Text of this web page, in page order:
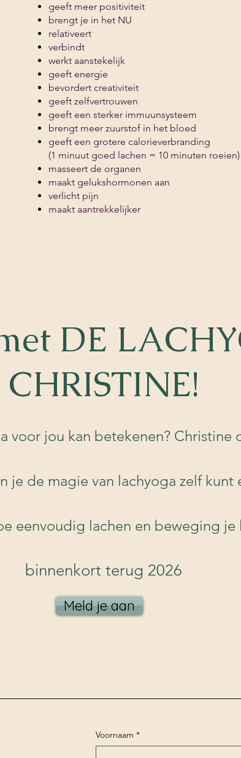
geeft meer positiviteit
brengt je in het NU
relativeert
verbindt
werkt aanstekelijk
geeft energie
bevordert creativiteit
geeft zelfvertrouwen
geeft een sterker immuunsysteem
brengt meer zuurstof in het bloed
geeft een grotere calorieverbranding
(1 minuut goed lachen = 10 minuten roeien)
masseert de organen
maakt gelukshormonen aan
verlicht pijn
maakt aantrekkelijker
DE
CHRISTINE!
voor jou kan betekenen?
je de magie van lachyoga zelf kunt
eenvoudig lachen en beweging je
binnenkort terug 2026
Meld je aan
Voornaam *